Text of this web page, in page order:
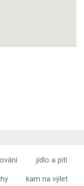
jídlo a pití
kam na výlet